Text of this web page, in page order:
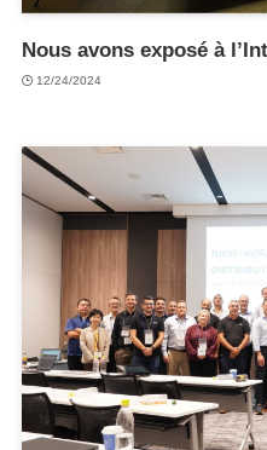
Nous avons exposé à
12/24/2024